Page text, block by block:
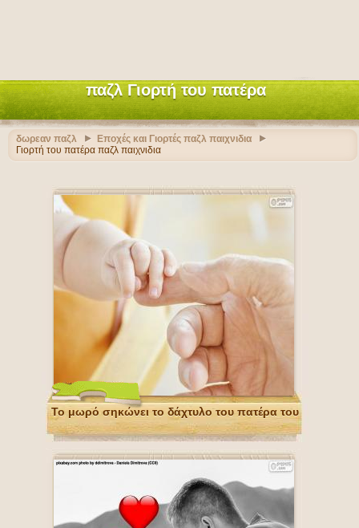
παζλ Γιορτή του πατέρα
δωρεαν παζλ
Εποχές και Γιορτές παζλ παιχνιδια
Γιορτή του πατέρα παζλ παιχνιδια
Το μωρό σηκώνει το δάχτυλο του πατέρα του